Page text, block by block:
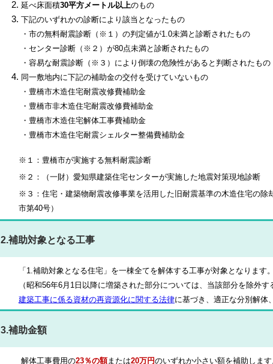
延べ床面積30平方メートル以上のもの
下記のいずれかの診断により該当となったもの
・市の無料耐震診断（※１）の判定値が1.0未満と診断されたもの
・センター診断（※２）が80点未満と診断されたもの
・容易な耐震診断（※３）により倒壊の危険性があると判断されたもの
同一敷地内に下記の補助金の交付を受けていないもの
・豊橋市木造住宅耐震改修費補助金
・豊橋市非木造住宅耐震改修費補助金
・豊橋市木造住宅解体工事費補助金
・豊橋市木造住宅耐震シェルター整備費補助金
※１：豊橋市が実施する無料耐震診断
※２：（一財）愛知県建築住宅センターが実施した地震対策現地診断
※３：住宅・建築物耐震改修事業を活用した旧耐震基準の木造住宅の除
市第40号）
2.補助対象となる工事
「1.補助対象となる住宅」を一棟全てを解体する工事が対象となります
（昭和56年6月1日以降に増築された部分については、当該部分を除外
建築工事に係る資材の再資源化に関する法律に基づき、適正な分別解体
3.補助金額
解体工事費用の23％の額または20万円のいずれか小さい額を補助しま